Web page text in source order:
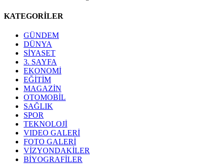
KATEGORİLER
GÜNDEM
DÜNYA
SİYASET
3. SAYFA
EKONOMİ
EĞİTİM
MAGAZİN
OTOMOBİL
SAĞLIK
SPOR
TEKNOLOJİ
VIDEO GALERİ
FOTO GALERİ
VİZYONDAKİLER
BİYOGRAFİLER